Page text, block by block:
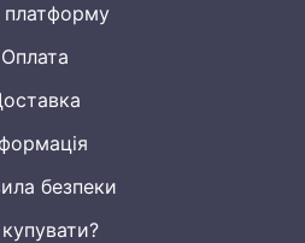
Оплата
безпеки